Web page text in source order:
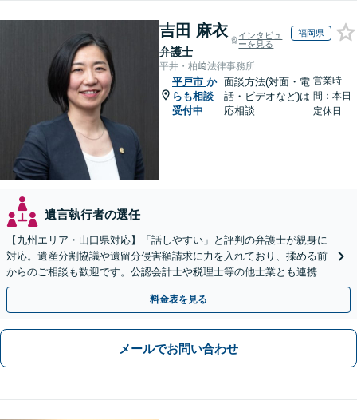
吉田 麻衣
弁護士
インタビュ
ーを見る
福岡県
平井・柏﨑法律事務所
平戸市 か
らも相談
受付中
面談方法(対面・電
話・ビデオなど)は
応相談
営業時
間：本日
定休日
遺言執行者の選任
【九州エリア・山口県対応】「話しやすい」と評判の弁護士が親身に
対応。遺産分割協議や遺留分侵害額請求に力を入れており、揉める前
からのご相談も歓迎です。公認会計士や税理士等の他士業とも連携
し、円満な解決を全力でサポートいたします。
料金表を見る
メールでお問い合わせ